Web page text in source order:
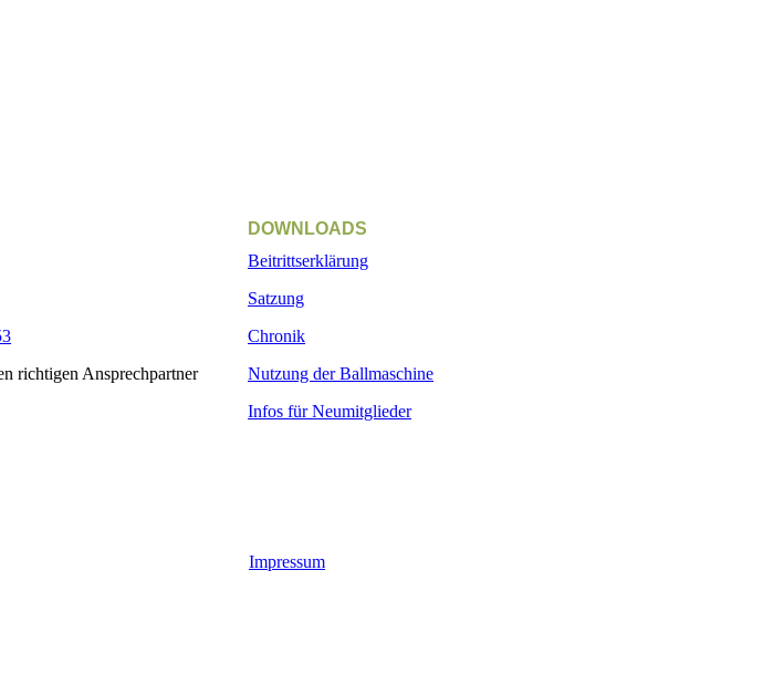
richtigen Ansprechpartner
DOWNLOADS
Beitrittserklärung
Satzung
Chronik
Nutzung der Ballmaschine
Infos für Neumitglieder
Impressum